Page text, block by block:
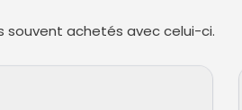
achetés avec celui-ci.